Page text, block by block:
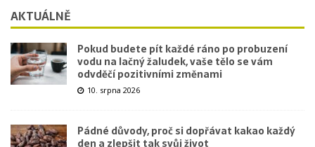
AKTUÁLNĚ
Pokud budete pít každé ráno po probuzení
vodu na lačný žaludek, vaše tělo se vám
odvděčí pozitivními změnami
10. srpna 2026
Pádné důvody, proč si dopřávat kakao každý
den a zlepšit tak svůj život